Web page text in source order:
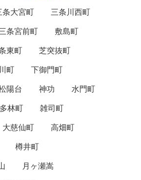
条大宮町
三条川西町
条宮前町
敷島町
東町
芝突抜町
町
下御門町
陽台 神功
水門町
林町
雑司町
大慈仙町
高畑町
樽井町
月ヶ瀬嵩